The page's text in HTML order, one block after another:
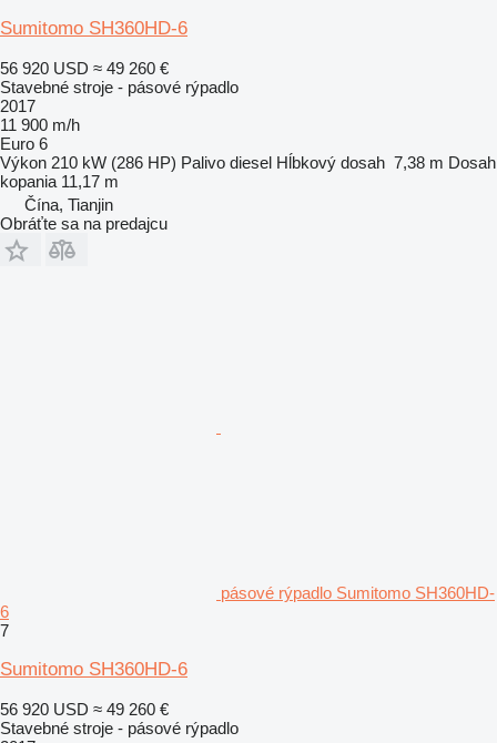
Sumitomo SH360HD-6
56 920 USD ≈ 49 260 €
Stavebné stroje - pásové rýpadlo
2017
11 900 m/h
Euro 6
Výkon 210 kW (286 HP) Palivo diesel Hĺbkový dosah 7,38 m Dosah
kopania 11,17 m
Čína, Tianjin
Obráťte sa na predajcu
pásové rýpadlo Sumitomo SH360HD-
6
7
Sumitomo SH360HD-6
56 920 USD ≈ 49 260 €
Stavebné stroje - pásové rýpadlo